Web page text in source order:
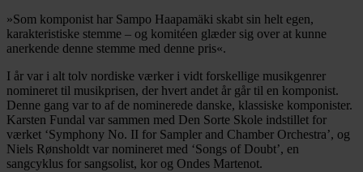
»Som komponist har Sampo Haapamäki skabt sin helt egen,
karakteristiske stemme – og komitéen glæder sig over at kunne
anerkende denne stemme med denne pris«.
I år var i alt tolv nordiske værker i vidt forskellige musikgenrer
nomineret til musikprisen, der hvert andet år går til en komponist.
Denne gang var to af de nominerede danske, klassiske komponister.
Karsten Fundal var sammen med Den Sorte Skole indstillet for
værket ‘Symphony No. II for Sampler and Chamber Orchestra’, og
Niels Rønsholdt var nomineret med ‘Songs of Doubt’, en
sangcyklus for sangsolist, kor og Ondes Martenot.